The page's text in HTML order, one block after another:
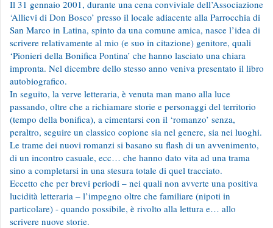
Il 31 gennaio 2001, durante una cena conviviale dell’Associazione
‘Allievi di Don Bosco’ presso il locale adiacente alla Parrocchia di
San Marco in Latina, spinto da una comune amica, nasce l’idea di
scrivere relativamente al mio (e suo in citazione) genitore, quali
‘Pionieri della Bonifica Pontina’ che hanno lasciato una chiara
impronta. Nel dicembre dello stesso anno veniva presentato il libro
autobiografico.
In seguito, la verve letteraria, è venuta man mano alla luce
passando, oltre che a richiamare storie e personaggi del territorio
(tempo della bonifica), a cimentarsi con il ‘romanzo’ senza,
peraltro, seguire un classico copione sia nel genere, sia nei luoghi.
Le trame dei nuovi romanzi si basano su flash di un avvenimento,
di un incontro casuale, ecc… che hanno dato vita ad una trama
sino a completarsi in una stesura totale di quel tracciato.
Eccetto che per brevi periodi – nei quali non avverte una positiva
lucidità letteraria – l’impegno oltre che familiare (nipoti in
particolare) - quando possibile, è rivolto alla lettura e… allo
scrivere nuove storie.